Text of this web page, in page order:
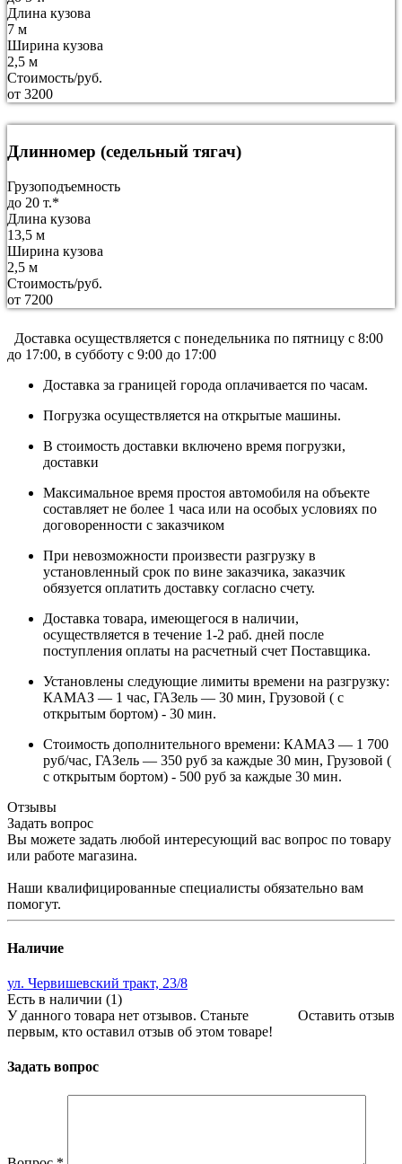
Длина кузова
7 м
Ширина кузова
2,5 м
Стоимость/руб.
от 3200
Длинномер (седельный тягач)
Грузоподъемность
до 20 т.*
Длина кузова
13,5 м
Ширина кузова
2,5 м
Стоимость/руб.
от 7200
Доставка осуществляется c понедельника по пятницу с 8:00
до 17:00, в субботу с 9:00 до 17:00
Доставка за границей города оплачивается по часам.
Погрузка осуществляется на открытые машины.
В стоимость доставки включено время погрузки,
доставки
Максимальное время простоя автомобиля на объекте
составляет не более 1 часа или на особых условиях по
договоренности с заказчиком
При невозможности произвести разгрузку в
установленный срок по вине заказчика, заказчик
обязуется оплатить доставку согласно счету.
Доставка товара, имеющегося в наличии,
осуществляется в течение 1-2 раб. дней после
поступления оплаты на расчетный счет Поставщика.
Установлены следующие лимиты времени на разгрузку:
КАМАЗ — 1 час, ГАЗель — 30 мин, Грузовой ( с
открытым бортом) - 30 мин.
Стоимость дополнительного времени: КАМАЗ — 1 700
руб/час, ГАЗель — 350 руб за каждые 30 мин, Грузовой (
с открытым бортом) - 500 руб за каждые 30 мин.
Отзывы
Задать вопрос
Вы можете задать любой интересующий вас вопрос по товару
или работе магазина.
Наши квалифицированные специалисты обязательно вам
помогут.
Наличие
ул. Червишевский тракт, 23/8
Есть в наличии (1)
Оставить отзыв
У данного товара нет отзывов. Станьте
первым, кто оставил отзыв об этом товаре!
Задать вопрос